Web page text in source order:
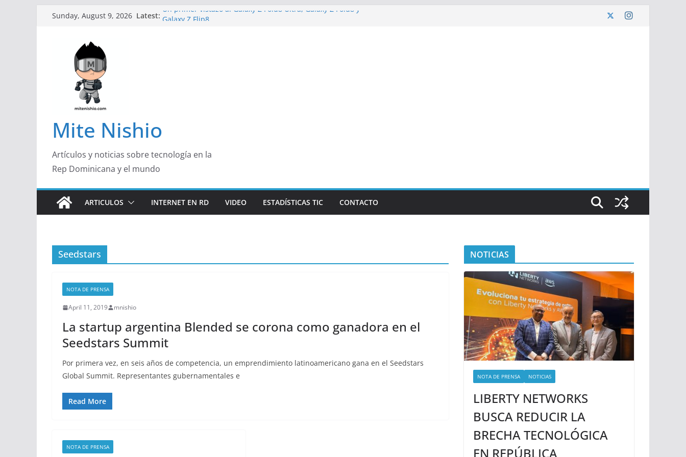
Sunday, August 9, 2026 Latest: Un primer vistazo al Galaxy Z Fold8 Ultra, Galaxy Z Fold8 y
Mite Nishio
Artículos y noticias sobre tecnología en la
Rep Dominicana y el mundo
ARTICULOS INTERNET EN RD VIDEO ESTADÍSTICAS TIC CONTACTO
Seedstars
NOTA DE PRENSA
April 11, 2019 mnishio
La startup argentina Blended se corona como ganadora en el
Seedstars Summit
Por primera vez, en seis años de competencia, un emprendimiento latinoamericano gana en el Seedstars
Global Summit. Representantes gubernamentales e
Read More
NOTA DE PRENSA
NOTICIAS
NOTA DE PRENSA NOTICIAS
LIBERTY NETWORKS
BUSCA REDUCIR LA
BRECHA TECNOLÓGICA
EN REPÚBLICA